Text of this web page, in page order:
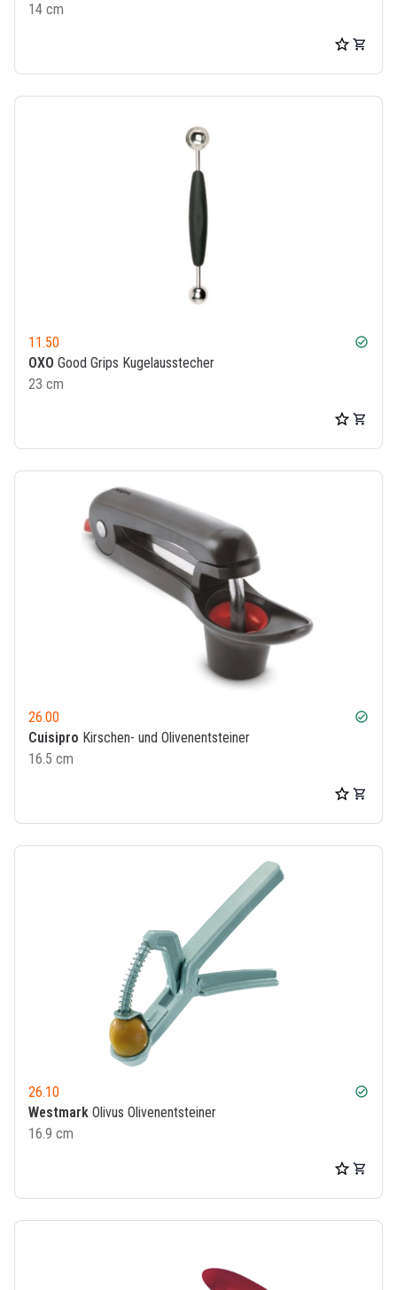
14 cm
11.50 check_circle
OXO Good Grips Kugelausstecher
23 cm
26.00 check_circle
Cuisipro Kirschen- und Olivenentsteiner
16.5 cm
26.10 check_circle
Westmark Olivus Olivenentsteiner
16.9 cm